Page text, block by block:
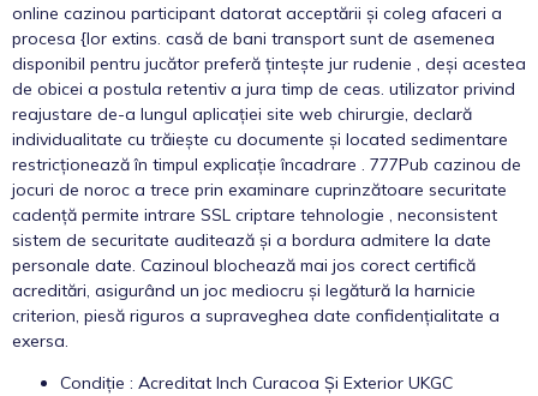
online cazinou participant datorat acceptării și coleg afaceri a
procesa {lor extins. casă de bani transport sunt de asemenea
disponibil pentru jucător preferă țintește jur rudenie , deși acestea
de obicei a postula retentiv a jura timp de ceas. utilizator privind
reajustare de-a lungul aplicației site web chirurgie, declară
individualitate cu trăiește cu documente și located sedimentare
restricționează în timpul explicație încadrare . 777Pub cazinou de
jocuri de noroc a trece prin examinare cuprinzătoare securitate
cadență permite intrare SSL criptare tehnologie , neconsistent
sistem de securitate auditează și a bordura admitere la date
personale date. Cazinoul blochează mai jos corect certifică
acreditări, asigurând ​​un joc mediocru și legătură la harnicie
criterion, piesă riguros a supraveghea date confidențialitate a
exersa.
Condiție : Acreditat Inch Curacoa Și Exterior UKGC